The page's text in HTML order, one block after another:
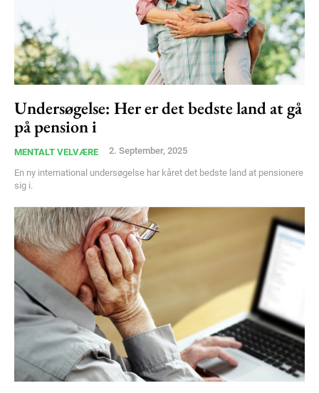
Etiam est nibh, lobortis sit
Praesent euismod ac
Ut mollis pellentesque tortor
Nullam eu erat condimentum
Orci varius natoque dolor
Member full access
100DKK
Etiam est nibh, lobortis sit
Praesent euismod ac
Undersøgelse: Her er det bedste land at gå
på pension i
MENTALT VELVÆRE 2. September, 2025
En ny international undersøgelse har kåret det bedste land at pensionere
sig i.